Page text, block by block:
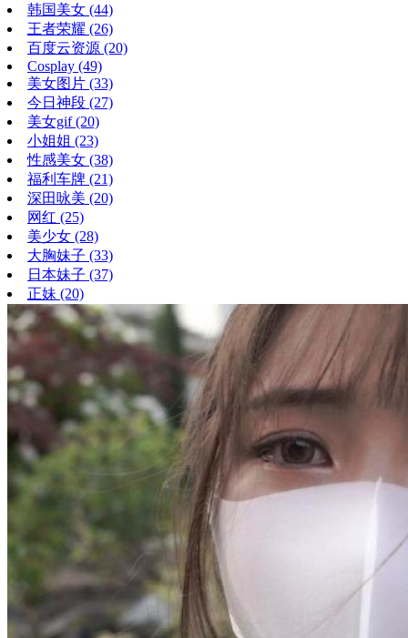
韩国美女 (44)
王者荣耀 (26)
百度云资源 (20)
Cosplay (49)
美女图片 (33)
今日神段 (27)
美女gif(20)
小姐姐 (23)
性感美女 (38)
福利车牌 (21)
深田咏美 (20)
网红 (25)
美少女 (28)
大胸妹子 (33)
日本妹子 (37)
正妹 (20)